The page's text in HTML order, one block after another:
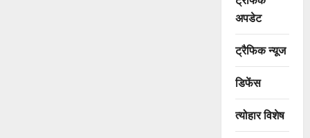
अपडेट
ट्रैफिक न्यूज
डिफेंस
त्योहार विशेष